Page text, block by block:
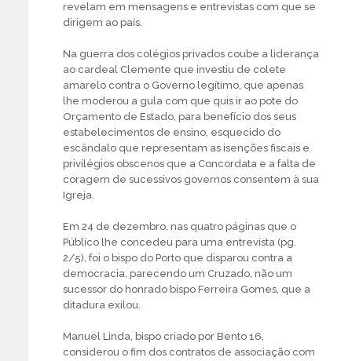
revelam em mensagens e entrevistas com que se
dirigem ao país.
Na guerra dos colégios privados coube a liderança
ao cardeal Clemente que investiu de colete
amarelo contra o Governo legítimo, que apenas
lhe moderou a gula com que quis ir ao pote do
Orçamento de Estado, para benefício dos seus
estabelecimentos de ensino, esquecido do
escândalo que representam as isenções fiscais e
privilégios obscenos que a Concordata e a falta de
coragem de sucessivos governos consentem à sua
Igreja.
Em 24 de dezembro, nas quatro páginas que o
Público lhe concedeu para uma entrevista (pg.
2/5), foi o bispo do Porto que disparou contra a
democracia, parecendo um Cruzado, não um
sucessor do honrado bispo Ferreira Gomes, que a
ditadura exilou.
Manuel Linda, bispo criado por Bento 16,
considerou o fim dos contratos de associação com